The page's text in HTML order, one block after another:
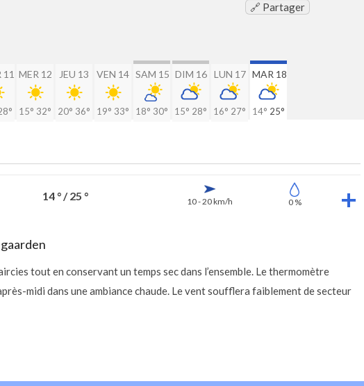
🔗 Partager
11 MER 12
15° 32°
JEU 13
20° 36°
VEN 14
19° 33°
SAM 15
18° 30°
DIM 16
15° 28°
LUN 17
16° 27°
MAR 18
14° 25°
14 ° / 25 ° 10 - 20 km/h 0 %
tout en conservant un temps sec dans l’ensemble. Le thermomètre
midi dans une ambiance chaude. Le vent soufflera faiblement de secteur